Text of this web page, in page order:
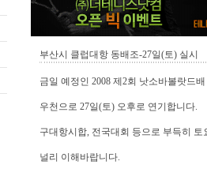
부산시 클럽대항 동배조-27일(토) 실시
금일 예정인 2008 제2회 낫소바볼랏드
우천으로 27일(토) 오후로 연기합니다.
구대항시합, 전국대회 등으로 부득히
널리 이해바랍니다.